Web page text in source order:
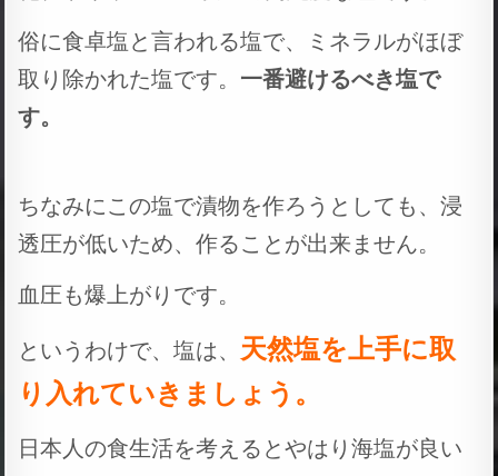
俗に食卓塩と言われる塩で、ミネラルがほぼ
取り除かれた塩です。 一番避けるべき塩で
す。
ちなみにこの塩で漬物を作ろうとしても、浸
透圧が低いため、作ることが出来ません。
血圧も爆上がりです。
というわけで、塩は、 天然塩を上手に取
り入れていきましょう。
日本人の食生活を考えるとやはり海塩が良い